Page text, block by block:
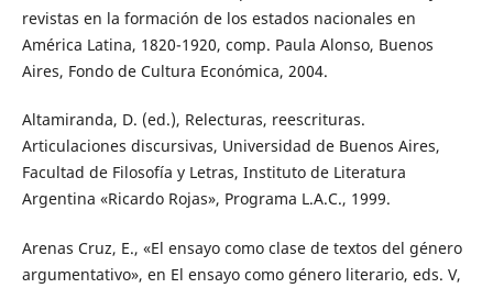
revistas en la formación de los estados nacionales en
América Latina, 1820-1920, comp. Paula Alonso, Buenos
Aires, Fondo de Cultura Económica, 2004.
Altamiranda, D. (ed.), Relecturas, reescrituras.
Articulaciones discursivas, Universidad de Buenos Aires,
Facultad de Filosofía y Letras, Instituto de Literatura
Argentina «Ricardo Rojas», Programa L.A.C., 1999.
Arenas Cruz, E., «El ensayo como clase de textos del género
argumentativo», en El ensayo como género literario, eds. V,